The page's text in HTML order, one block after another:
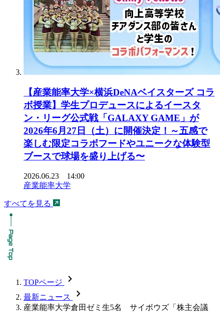
【産業能率大学×横浜DeNAベイスターズ コラ
ボ授業】学生プロデュースによるイースタ
ン・リーグ公式戦「GALAXY GAME」が
2026年6月27日（土）に開催決定！～五感で
楽しむ限定コラボフードやユニークな体験型
ブースで球場を盛り上げる〜
2026.06.23 14:00
産業能率大学
すべてを見る
TOPページ chevron_forward
最新ニュース chevron_forward
産業能率大学倉田ゼミ生5名 サイボウズ「株主会議